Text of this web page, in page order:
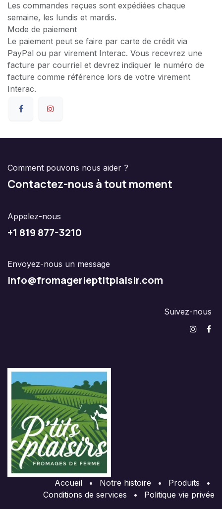
Les commandes reçues sont expédiées chaque
semaine, les lundis et mardis.
Mode de paiement
Le paiement peut se faire par carte de crédit via
PayPal ou par virement Interac. Vous recevrez une
facture par courriel et devrez indiquer le numéro de
facture comme référence lors de votre virement
Interac.
Comment pouvons nous aider ?
Contactez-nous à tout moment
Appelez-nous
+1 819 877-3210
Envoyez-nous un message
info@fromagerieptitplaisir.com
Suivez-nous
Accueil • Notre histoire • Produits
•
Conditions de services
• Politique vie privée